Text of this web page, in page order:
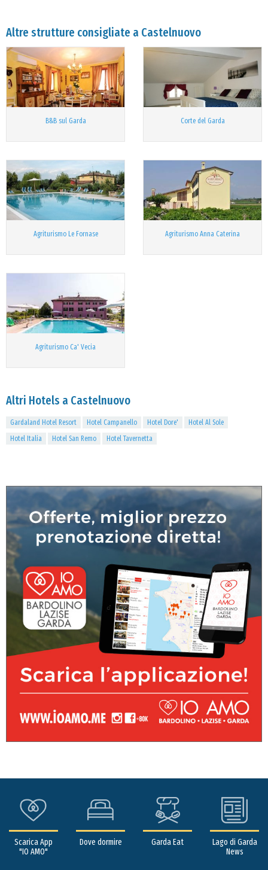
Altre strutture consigliate a Castelnuovo
B&B sul Garda Corte del Garda
Agriturismo Le Fornase Agriturismo Anna Caterina
Agriturismo Ca' Vecia
Altri Hotels a Castelnuovo
Gardaland Hotel Resort Hotel Campanello Hotel Dore'
Hotel Al Sole
Hotel Italia
Hotel San Remo Hotel Tavernetta
Scarica App
"IO AMO"
Dove dormire Garda Eat
Lago di Garda
News